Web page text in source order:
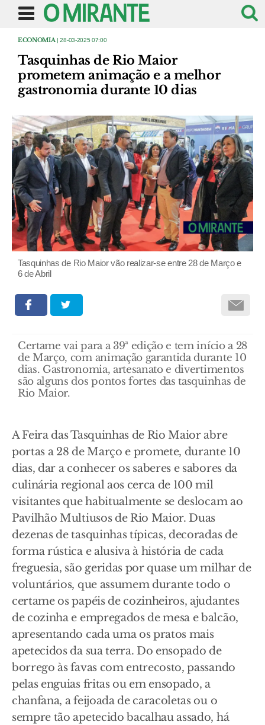
ECONOMIA | 28-03-2025 07:00
Tasquinhas de Rio Maior
prometem animação e a melhor
gastronomia durante 10 dias
Tasquinhas de Rio Maior vão realizar-se entre 28 de Março e
6 de Abril
Certame vai para a 39ª edição e tem início a 28
de Março, com animação garantida durante 10
dias. Gastronomia, artesanato e divertimentos
são alguns dos pontos fortes das tasquinhas de
Rio Maior.
A Feira das Tasquinhas de Rio Maior abre
portas a 28 de Março e promete, durante 10
dias, dar a conhecer os saberes e sabores da
culinária regional aos cerca de 100 mil
visitantes que habitualmente se deslocam ao
Pavilhão Multiusos de Rio Maior. Duas
dezenas de tasquinhas típicas, decoradas de
forma rústica e alusiva à história de cada
freguesia, são geridas por quase um milhar de
voluntários, que assumem durante todo o
certame os papéis de cozinheiros, ajudantes
de cozinha e empregados de mesa e balcão,
apresentando cada uma os pratos mais
apetecidos da sua terra. Do ensopado de
borrego às favas com entrecosto, passando
pelas enguias fritas ou em ensopado, a
chanfana, a feijoada de caracoletas ou o
sempre tão apetecido bacalhau assado, há